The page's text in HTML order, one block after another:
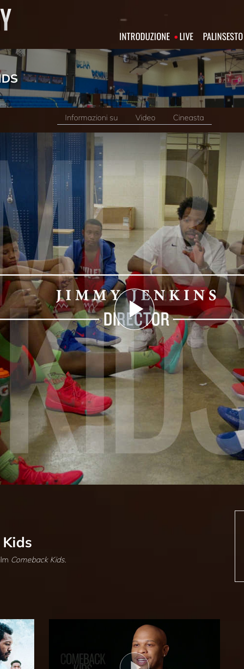
INTRODUZIONE LIVE PALINSESTO
Informazioni su Video Cineasta
Play
Video
Comeback Kids.